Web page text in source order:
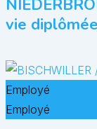
vie
Employé
Employé